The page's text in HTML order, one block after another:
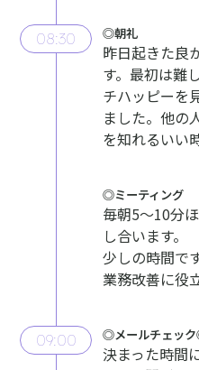
08:30 ◎朝礼
昨⽇起きた良
す。最初は難
チハッピーを
ました。他の
を知れるいい
◎ミーティング
毎朝5〜10分
し合います。
少しの時間で
業務改善に役
09:00 ◎メールチェッ
決まった時間